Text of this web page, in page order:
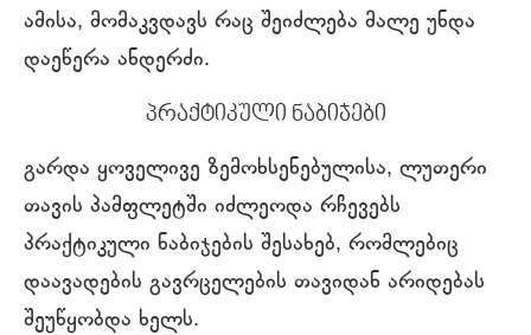
ამისა, მომაკვდავს რაც შეიძლება მალე უნდა
დაეწერა ანდერძი.
პრაქტიკული ნაბიჯები
გარდა ყოველივე ზემოხსენებულისა, ლუთერი
თავის პამფლეტში იძლეოდა რჩევებს
პრაქტიკული ნაბიჯების შესახებ, რომლებიც
დაავადების გავრცელების თავიდან არიდებას
შეუწყობდა ხელს.